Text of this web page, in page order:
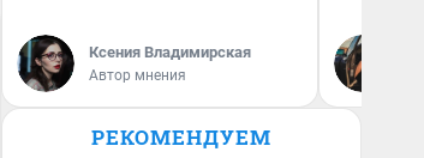
Ксения Владимирская
Автор мнения
РЕКОМЕНДУЕМ